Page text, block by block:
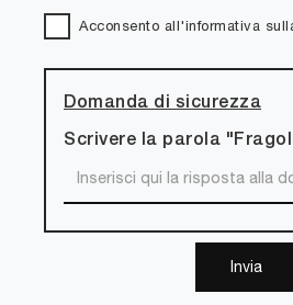
Acconsento all'informativa
Domanda di sicurezza
Scrivere la parola
Invia